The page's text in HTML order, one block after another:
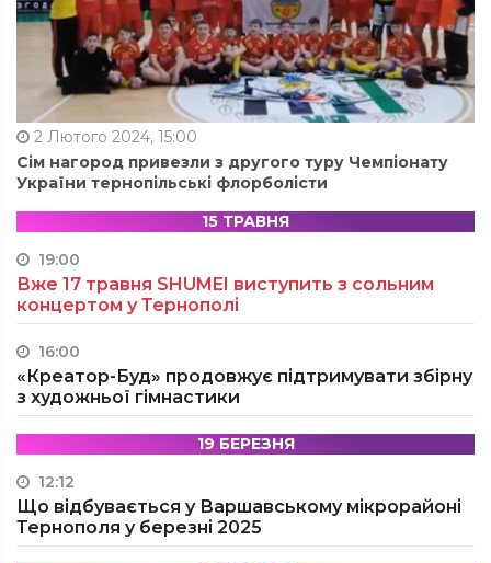
2 Лютого 2024, 15:00
Сім нагород привезли з другого туру Чемпіонату
України тернопільські флорболісти
15 ТРАВНЯ
19:00
Вже 17 травня SHUMEI виступить з сольним
концертом у Тернополі
16:00
«Креатор-Буд» продовжує підтримувати збірну
з художньої гімнастики
19 БЕРЕЗНЯ
12:12
Що відбувається у Варшавському мікрорайоні
Тернополя у березні 2025